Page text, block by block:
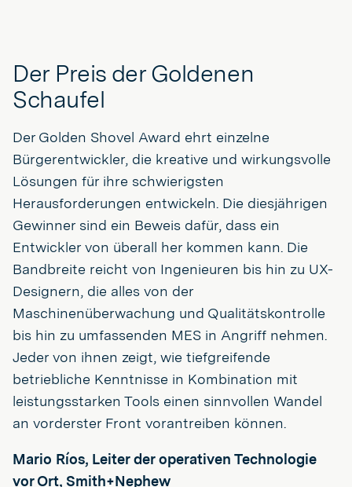
Der Preis der Goldenen
Schaufel
Der Golden Shovel Award ehrt einzelne
Bürgerentwickler, die kreative und wirkungsvolle
Lösungen für ihre schwierigsten
Herausforderungen entwickeln. Die diesjährigen
Gewinner sind ein Beweis dafür, dass ein
Entwickler von überall her kommen kann. Die
Bandbreite reicht von Ingenieuren bis hin zu UX-
Designern, die alles von der
Maschinenüberwachung und Qualitätskontrolle
bis hin zu umfassenden MES in Angriff nehmen.
Jeder von ihnen zeigt, wie tiefgreifende
betriebliche Kenntnisse in Kombination mit
leistungsstarken Tools einen sinnvollen Wandel
an vorderster Front vorantreiben können.
Mario Ríos, Leiter der operativen Technologie
vor Ort, Smith+Nephew